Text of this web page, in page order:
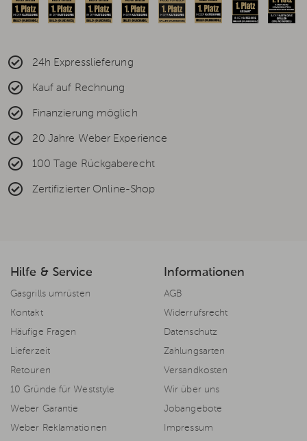
24h Expresslieferung
Kauf auf Rechnung
Finanzierung möglich
20 Jahre Weber Experience
100 Tage Rückgaberecht
Zertifizierter Online-Shop
Hilfe & Service
Gasgrills umrüsten
Kontakt
Häufige Fragen
Lieferzeit
Retouren
10 Gründe für Weststyle
Weber Garantie
Weber Reklamationen
Informationen
AGB
Widerrufsrecht
Datenschutz
Zahlungsarten
Versandkosten
Wir über uns
Jobangebote
Impressum